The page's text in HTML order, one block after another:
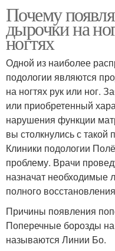
Почему
дырочки на
ногтях
Одной из наиболее
подологии являются
на ногтях рук или ног.
или приобретенный
нарушения функции
вы столкнулись с такой
Клиники подологии
проблему. Врачи
назначат необходимые
полного
Причины появления
Поперечные борозды на
называются Линии Бо.